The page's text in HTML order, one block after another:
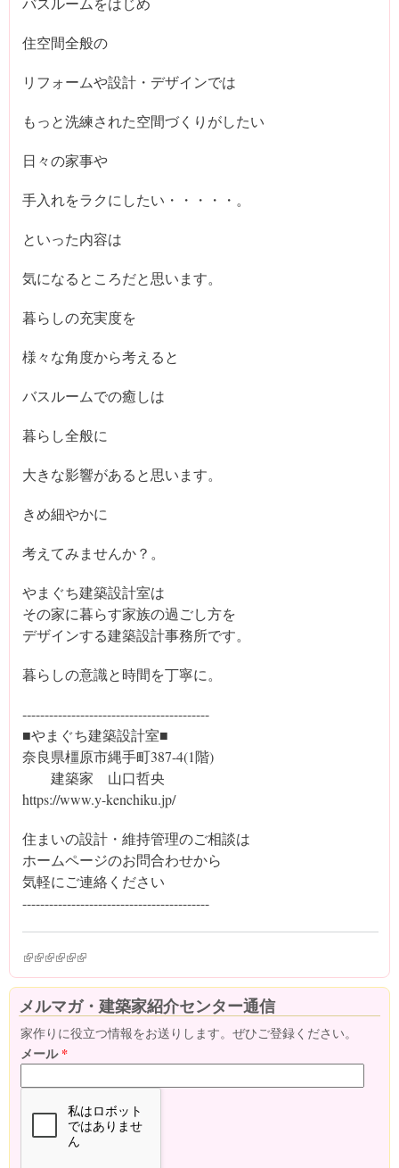
住空間全般の
リフォームや設計・デザインでは
もっと洗練された空間づくりがしたい
日々の家事や
手入れをラクにしたい・・・・・。
といった内容は
気になるところだと思います。
暮らしの充実度を
様々な角度から考えると
バスルームでの癒しは
暮らし全般に
大きな影響があると思います。
きめ細やかに
考えてみませんか？。
やまぐち建築設計室は
その家に暮らす家族の過ごし方を
デザインする建築設計事務所です。
暮らしの意識と時間を丁寧に。
‐‐----------------------------------------
■やまぐち建築設計室■
奈良県橿原市縄手町387-4(1階)
建築家 山口哲央
https://www.y-kenchiku.jp/
住まいの設計・維持管理のご相談は
ホームページのお問合わせから
気軽にご連絡ください
------------‐-----------------------------
(link is external)
(link is external)
(link is external)
(link is external)
(link is external)
(link is external)
メルマガ・建築家紹介センター通信
家作りに役立つ情報をお送りします。ぜひご登録ください。
メール*